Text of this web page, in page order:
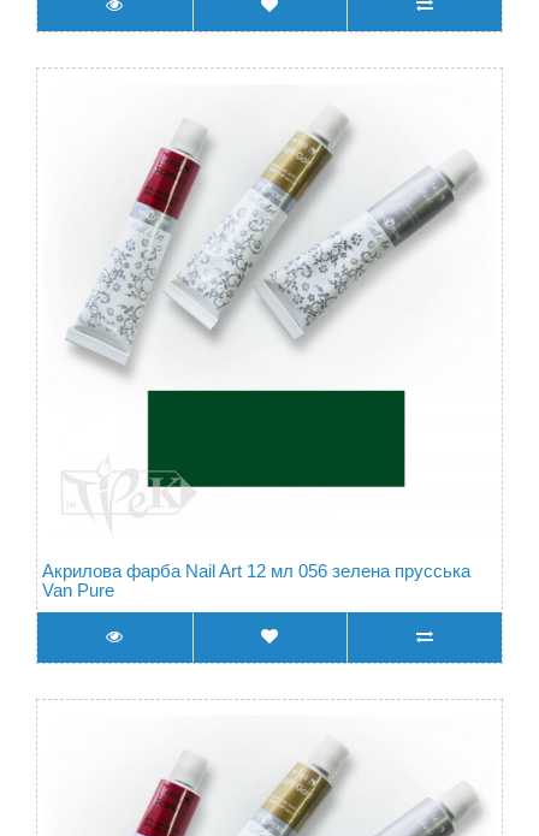
Акрилова фарба Nail Art 12 мл 056 зелена прусська
Van Pure